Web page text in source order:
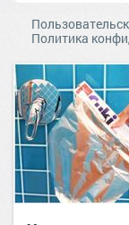
Политика